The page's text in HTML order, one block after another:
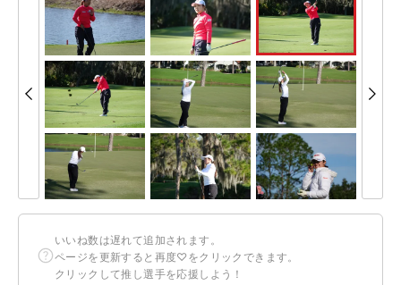
いいね数は遅れて追加されます。
ページを更新すると再度♡をクリックできます。
クリックして推し選手を応援しよう！